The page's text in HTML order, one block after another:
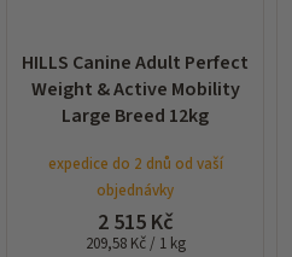
HILLS Canine Adult Perfect
Weight & Active Mobility
Large Breed 12kg
expedice do 2 dnů od vaší
objednávky
2 515 Kč
Měrná
209,58 Kč / 1 kg